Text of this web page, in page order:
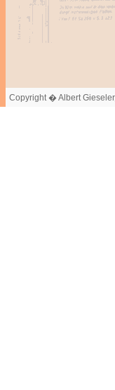
Copyright � Albert